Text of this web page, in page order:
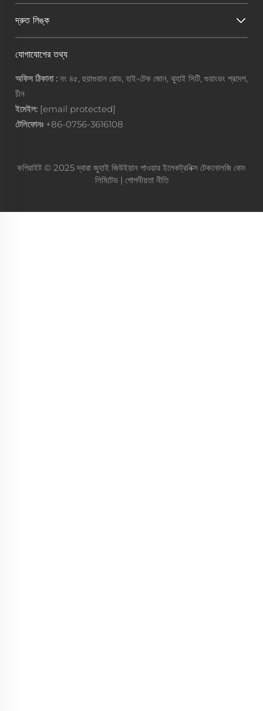
দ্রুত লিঙ্ক
যোগাযোগের তথ্য
অফিস ঠিকানা : নং ৪৫, হুয়াগুয়ান রোড, হাই-টেক জোন, ঝুহাই সিটি, গুয়াংডং প্রদেশ,
চীন
ইমেইল: [email protected]
টেলিফোনঃ +86-0756-3616108
কপিরাইট © 2025 দ্বারা জুহাই জিউইয়ান পাওয়ার ইলেকট্রনিক্স টেকনোলজি কোং
লিমিটেড | গোপনীয়তা নীতি